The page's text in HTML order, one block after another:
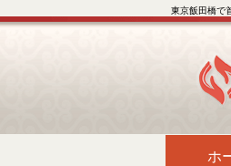
東京飯田橋で
ホ